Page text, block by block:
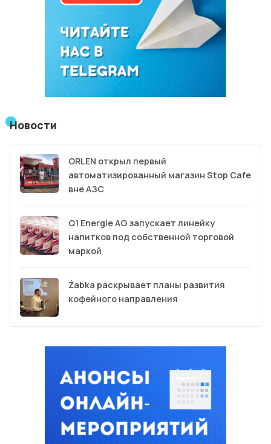
Новости
ORLEN открыл первый
автоматизированный магазин Stop Cafe
вне АЗС
Q1 Energie AG запускает линейку
напитков под собственной торговой
маркой
Żabka раскрывает планы развития
кофейного направления